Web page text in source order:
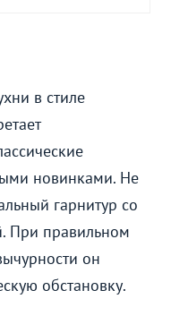
в стиле
новинками. Не
гарнитур со
При правильном
он
обстановку.